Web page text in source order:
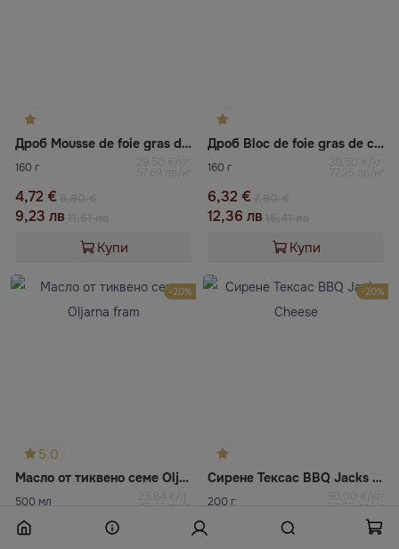
Дроб Mousse de foie gras de canard
160 г 29,50 €/кг
57,69 лв/кг
4,72 €
9,23 лв
Купи
Дроб Bloc de foie gras de canard
160 г 39,50 €/кг
77,25 лв/кг
6,32 €
12,36 лв
Купи
5.0
-20%
Масло от тиквено семе Oljarna fram
500 мл 23,84 €/л
11,92 €
-20%
Сирене Тексас BBQ Jacks Cheese
200 г 30,00 €/кг
7,50 €